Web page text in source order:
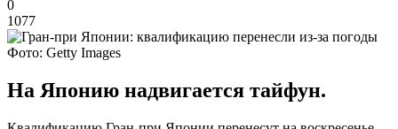
0
1077
Фото: Getty Images
На Японию надвигается тайфун.